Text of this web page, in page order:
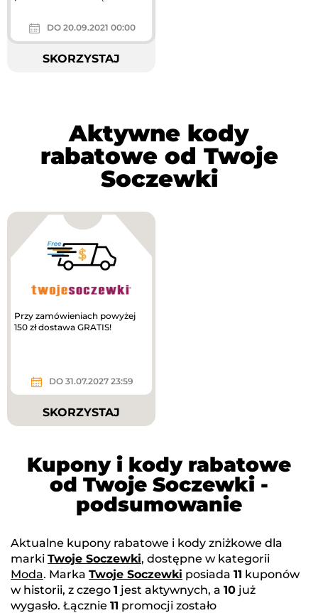
DO 20.09.2021 00:00
SKORZYSTAJ
Aktywne kody
rabatowe od Twoje
Soczewki
Przy zamówieniach powyżej
150 zł dostawa GRATIS!
DO 31.07.2027 23:59
SKORZYSTAJ
Kupony i kody rabatowe
od Twoje Soczewki -
podsumowanie
Aktualne kupony rabatowe i kody zniżkowe dla
marki Twoje Soczewki, dostępne w kategorii
Moda. Marka Twoje Soczewki posiada 11 kuponów
w historii, z czego 1 jest aktywnych, a 10 już
wygasło. Łącznie 11 promocji zostało